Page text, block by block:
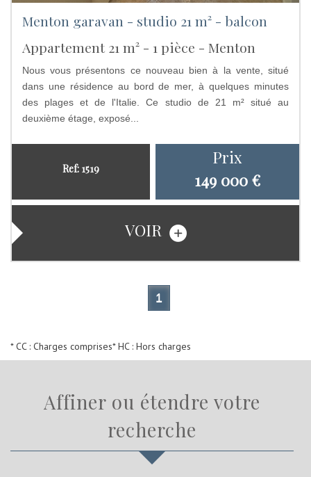
menton garavan - studio 21 m² - balcon
Appartement 21 m² - 1 pièce - Menton
Nous vous présentons ce nouveau bien à la vente, situé
dans une résidence au bord de mer, à quelques minutes
des plages et de l'Italie. Ce studio de 21 m² situé au
deuxième étage, exposé...
Ref: 1519
Prix
149 000 €
VOIR
1
* CC : Charges comprises* HC : Hors charges
affiner ou étendre votre
recherche